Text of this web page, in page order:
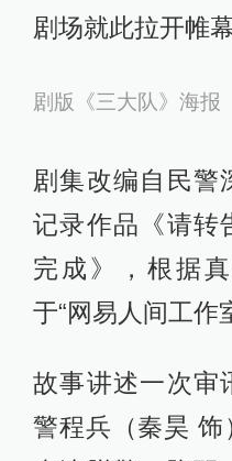
剧场就此拉开帷幕
剧版《三大队》海报
剧集改编自民警
记录作品《请转
完成》，根据
于“网易人间工作
故事讲述一次审
警程兵（秦昊